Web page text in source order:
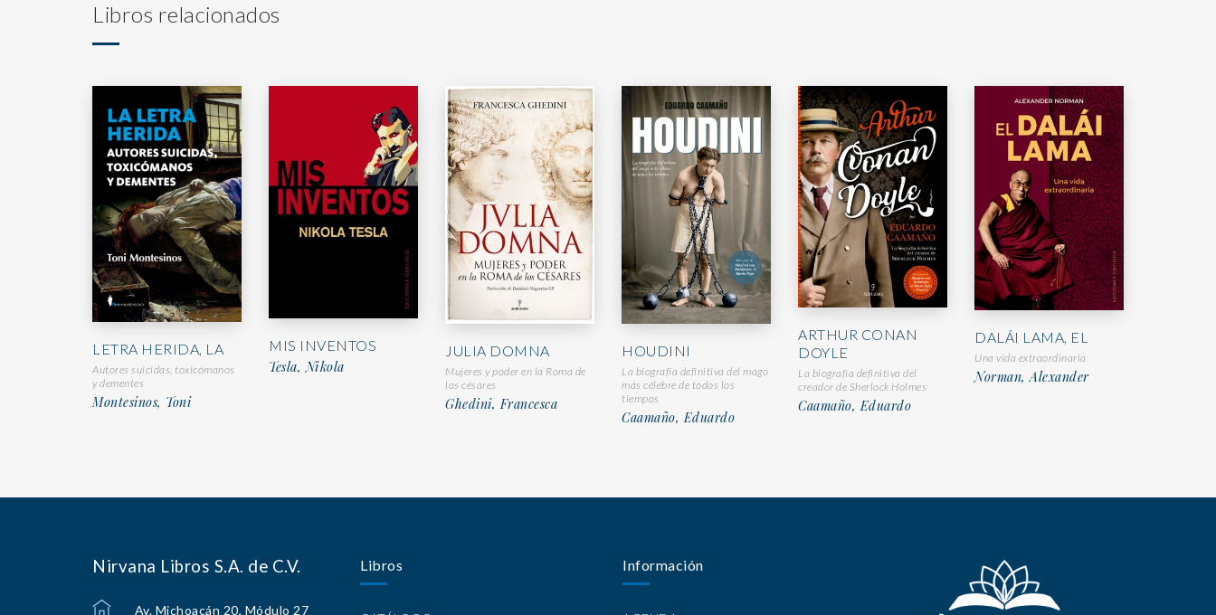
Libros relacionados
LETRA HERIDA, LA
Autores suicidas, toxicómanos
y dementes
Montesinos, Toni
MIS INVENTOS
Tesla, Nikola
JULIA DOMNA
Mujeres y poder en la Roma de
los césares
Ghedini, Francesca
HOUDINI
La biografía definitiva del mago
más célebre de todos los
tiempos
Caamaño, Eduardo
ARTHUR CONAN
DOYLE
La biografía definitiva del
creador de Sherlock Holmes
Caamaño, Eduardo
DALÁI LAMA, EL
Una vida extraordinaria
Norman, Alexander
Nirvana Libros S.A. de C.V.
Av. Michoacán 20, Módulo 27
Libros Información